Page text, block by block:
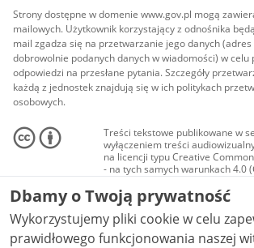
Strony dostępne w domenie www.gov.pl mogą
mailowych. Użytkownik korzystający z odnośnika
mail zgadza się na przetwarzanie jego danych
dobrowolnie podanych danych w wiadomości) w celu
odpowiedzi na przesłane pytania. Szczegóły
każdą z jednostek znajdują się w ich politykach
osobowych.
Treści tekstowe publikowane w
wyłączeniem treści
na licencji typu Creative
- na tych samych warunkach 4.0
Materiały audiowizualne, w tym
audio i wideo, są udostępniane
Creative Commons: uznanie
niekomercyjne - bez utworów
NC-ND 4.0), o ile nie jest to
Dbamy o Twoją prywatność
Wykorzystujemy pliki cookie w celu
prawidłowego funkcjonowania naszej